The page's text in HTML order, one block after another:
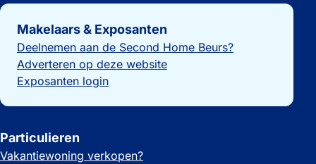
Belangrijke links
Makelaars & Exposanten
Deelnemen aan de Second Home Beurs?
Adverteren op deze website
Exposanten login
Particulieren
Vakantiewoning verkopen?